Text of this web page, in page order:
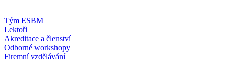
Tým ESBM
Lektoři
Akreditace a členství
Odborné workshopy
Firemní vzdělávání